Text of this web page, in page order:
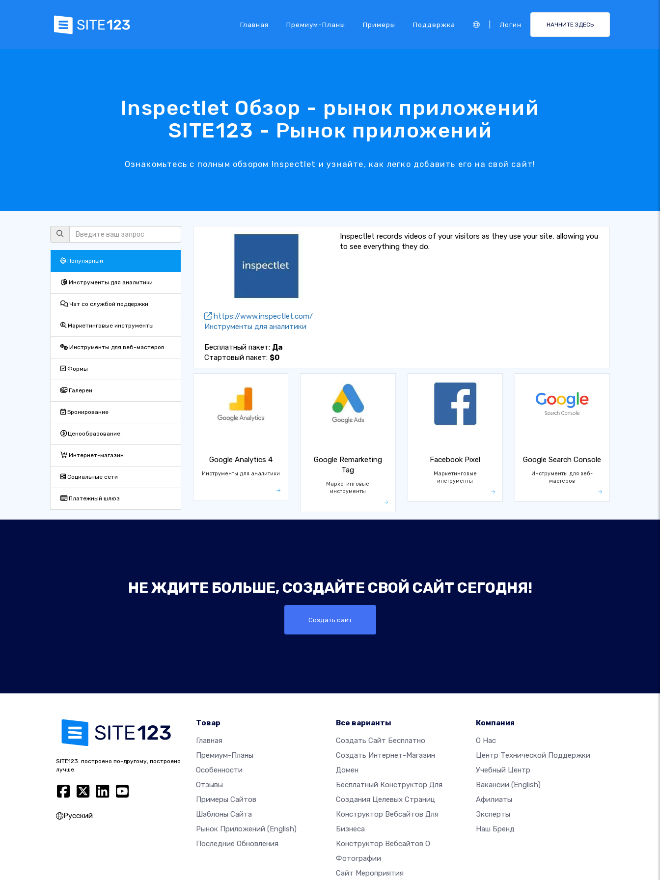
Главная Премиум-Планы Примеры Поддержка Логин НАЧНИТЕ ЗДЕСЬ
Inspectlet Обзор - рынок приложений
SITE123 - Рынок приложений
Ознакомьтесь с полным обзором Inspectlet и узнайте, как легко добавить его на свой сайт!
Популярный
Инструменты для аналитики
Чат со службой поддержки
Маркетинговые инструменты
Инструменты для веб-мастеров
Формы
Галереи
Бронирование
Ценообразование
Интернет-магазин
Социальные сети
Платежный шлюз
https://www.inspectlet.com/
Инструменты для аналитики
Бесплатный пакет: Да
Стартовый пакет: $0
Inspectlet records videos of your visitors as they use your site, allowing you
to see everything they do.
Google Analytics 4
Инструменты для аналитики
Google Remarketing
Tag
Маркетинговые
инструменты
Facebook Pixel
Маркетинговые
инструменты
Google Search Console
Инструменты для веб-
мастеров
НЕ ЖДИТЕ БОЛЬШЕ, СОЗДАЙТЕ СВОЙ САЙТ СЕГОДНЯ!
Создать сайт
SITE123: построено по-другому, построено
лучше.
Русский
Товар
Главная
Премиум-Планы
Особенности
Отзывы
Примеры Сайтов
Шаблоны Сайта
Рынок Приложений (English)
Последние Обновления
Все варианты
Создать Сайт Бесплатно
Создать Интернет-Магазин
Домен
Бесплатный Конструктор Для
Создания Целевых Страниц
Конструктор Вебсайтов Для
Бизнеса
Конструктор Вебсайтов О
Фотографии
Сайт Мероприятия
Компания
О Нас
Центр Технической Поддержки
Учебный Центр
Вакансии (English)
Афилиаты
Эксперты
Наш Бренд